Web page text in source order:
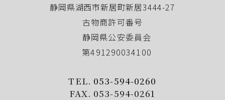
静岡県湖西市新居町新居3444-27
古物商許可番号
静岡県公安委員会
第491290034100
TEL. 053-594-0260
FAX. 053-594-0261